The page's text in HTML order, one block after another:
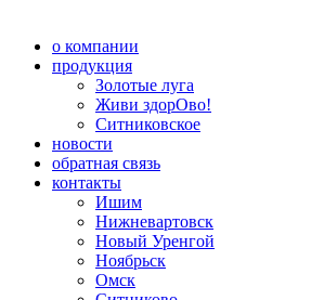
о компании
продукция
Золотые луга
Живи здорОво!
Ситниковское
новости
обратная связь
контакты
Ишим
Нижневартовск
Новый Уренгой
Ноябрьск
Омск